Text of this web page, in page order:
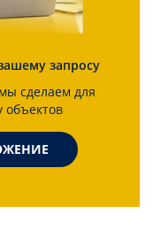
запросу
сделаем для
объектов